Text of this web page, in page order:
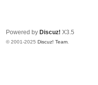
Powered by Discuz! X3.5
© 2001-2025 Discuz! Team